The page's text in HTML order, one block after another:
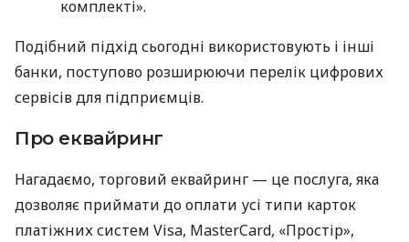
комплекті».
Подібний підхід сьогодні використовують і інші
банки, поступово розширюючи перелік цифрових
сервісів для підприємців.
Про еквайринг
Нагадаємо, торговий еквайринг — це послуга, яка
дозволяє приймати до оплати усі типи карток
платіжних систем Visa, MasterCard, «Простір»,